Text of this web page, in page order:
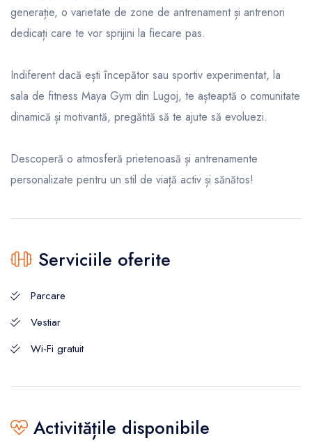
generație, o varietate de zone de antrenament și antrenori
dedicați care te vor sprijini la fiecare pas.
Indiferent dacă ești începător sau sportiv experimentat, la
sala de fitness Maya Gym din Lugoj, te așteaptă o comunitate
dinamică și motivantă, pregătită să te ajute să evoluezi.
Descoperă o atmosferă prietenoasă și antrenamente
personalizate pentru un stil de viață activ și sănătos!
Serviciile oferite
Parcare
Vestiar
Wi-Fi gratuit
Activitățile disponibile